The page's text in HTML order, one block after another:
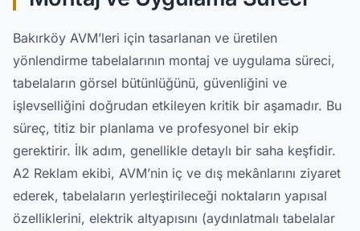
Bakırköy AVM’leri için tasarlanan ve üretilen
yönlendirme tabelalarının montaj ve uygulama süreci,
tabelaların görsel bütünlüğünü, güvenliğini ve
işlevselliğini doğrudan etkileyen kritik bir aşamadır. Bu
süreç, titiz bir planlama ve profesyonel bir ekip
gerektirir. İlk adım, genellikle detaylı bir saha keşfidir.
A2 Reklam ekibi, AVM’nin iç ve dış mekânlarını ziyaret
ederek, tabelaların yerleştirileceği noktaların yapısal
özelliklerini, elektrik altyapısını (aydınlatmalı tabelalar